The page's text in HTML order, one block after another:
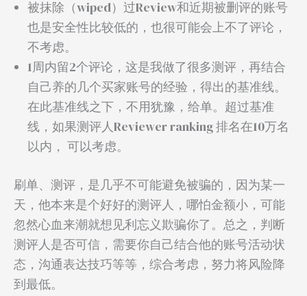
被抹除（wiped）过Review和近期被删评的账号
也是安全性比较低的，也很可能会上不了评论，
不考虑。
1周内留2个评论，这是我做了很多测评，再结合
自己养的几个买家账号的经验，得出的基准线。
在此基准线之下，不用犹豫，给单。超过基准
线，如果测评人Reviewer ranking 排名在10万名
以内， 可以考虑。
刷单、测评，是几乎不可能避免被骗的，因为某一
天，他本来是个好好的测评人，哪怕金额小，可能
忽然心血来潮就想见利忘义欺骗你了。总之，判断
测评人是否可信，需要你自己结合他的账号活动状
态，沟通表达技巧等等，综合考虑，努力将风险降
到最低。